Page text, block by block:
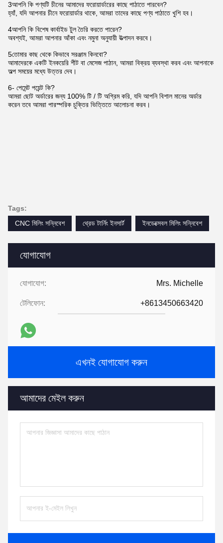
যোগাযোগ
যোগাযোগ: Mrs. Michelle
টেলিফোন: +8613450663420
এখনই যোগাযোগ করুন
আমাদের মেইল করুন
3আপনি কি পণ্যটি চীনের আমাদের ফরোয়ার্ডারের কাছে পাঠাতে পারবেন?
হ্যাঁ, যদি আপনার চীনে ফরোয়ার্ডার থাকে, আমরা তাদের কাছে পণ্য পাঠাতে খুশি হব।
4আপনি কি বিশেষ কার্বাইড টুল তৈরি করতে পারেন?
অবশ্যই, আমরা আপনার আঁকা এবং নমুনা অনুযায়ী উত্পাদন করবে।
5তোমার কাছ থেকে কিভাবে সরঞ্জাম কিনবো?
আমাদেরকে একটি ইনকয়েরি শীট বা মেসেজ পাঠান, আমরা বিক্রয় ব্যবস্থা করব এবং আপনাকে
অল্প সময়ের মধ্যে উত্তর দেব।
6- পেমেন্ট পয়েন্ট কি?
আমরা ছোট অর্ডারের জন্য 100% টি / টি অগ্রিম করি, যদি আপনি বিশাল মানের অর্ডার
করেন তবে আমরা পারস্পরিক চুক্তির ভিত্তিতে আলোচনা করব।
Tags:
CNC মিলিং সন্নিবেশ
থ্রেড টার্নিং ইনসার্ট ইনডেক্সেবল মিলিং সন্নিবেশ